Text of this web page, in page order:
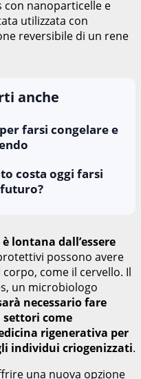
con nanoparticelle e
utilizzata con
reversibile di un rene
anche
farsi congelare e
costa oggi farsi
lontana dall’essere
possono avere
come il cervello. Il
un microbiologo
necessario fare
come
rigenerativa per
individui criogenizzati.
una nuova opzione